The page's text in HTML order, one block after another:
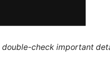
check important